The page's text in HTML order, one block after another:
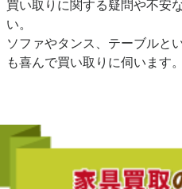
買い取りに関する疑問や不安
い。
ソファやタンス、テーブルと
も喜んで買い取りに伺います。